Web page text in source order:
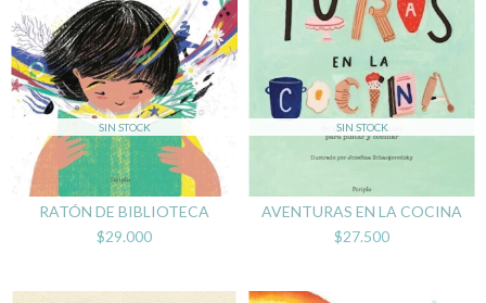
SIN STOCK
RATÓN DE BIBLIOTECA
$29.000
SIN STOCK
AVENTURAS EN LA COCINA
$27.500